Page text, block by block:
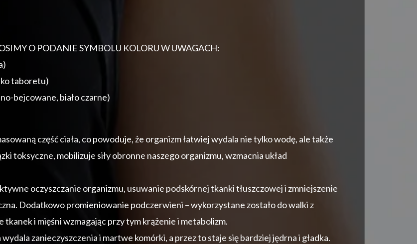
O PODANIE SYMBOLU KOLORU W UWAGACH:
taboretu)
bejcowane, biało czarne)
część ciała, co powoduje, że organizm łatwiej wydala nie tylko wodę, ale także
toksyczne, mobilizuje siły obronne naszego organizmu, wzmacnia układ
oczyszczanie organizmu, usuwanie podskórnej tkanki tłuszczowej i zmniejszenie
Dodatkowo promieniowanie podczerwieni – wykorzystane zostało do walki z
i mięśni wzmagając przy tym krążenie i metabolizm.
zanieczyszczenia i martwe komórki, a przez to staje się bardziej jędrna i gładka.